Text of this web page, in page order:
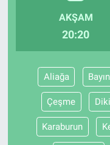
AKŞAM
20:20
Aliağa
Çeşme
Karaburun